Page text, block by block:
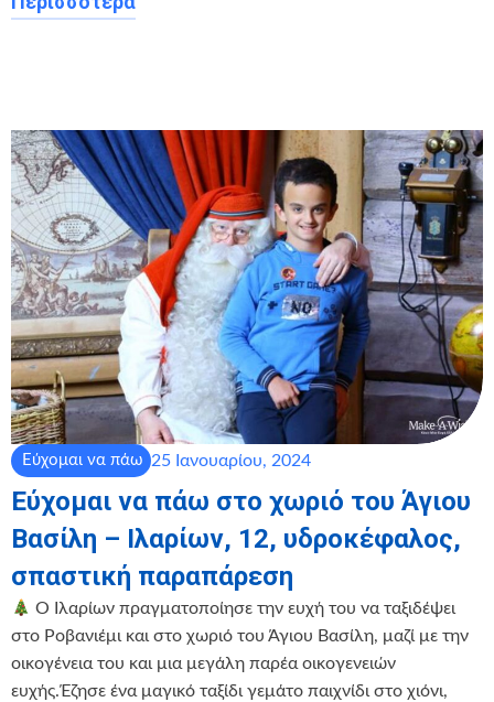
Εύχομαι να πάω 25 Ιανουαρίου, 2024
Εύχομαι να πάω στο χωριό του Άγιου
Βασίλη – Ιλαρίων, 12, υδροκέφαλος,
σπαστική παραπάρεση
Ο Ιλαρίων πραγματοποίησε την ευχή του να ταξιδέψει
στο Ροβανιέμι και στο χωριό του Άγιου Βασίλη, μαζί με την
οικογένεια του και μια μεγάλη παρέα οικογενειών
ευχής.Έζησε ένα μαγικό ταξίδι γεμάτο παιχνίδι στο χιόνι,